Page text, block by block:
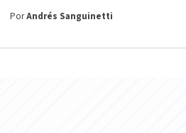
PorAndrés Sanguinetti